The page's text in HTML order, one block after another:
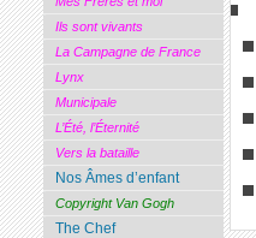
Ils sont vivants
La Campagne de France
Lynx
Municipale
L’Été, l’Éternité
Vers la bataille
Nos Âmes d’enfant
Copyright Van Gogh
The Chef